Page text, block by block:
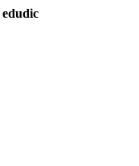
edudic